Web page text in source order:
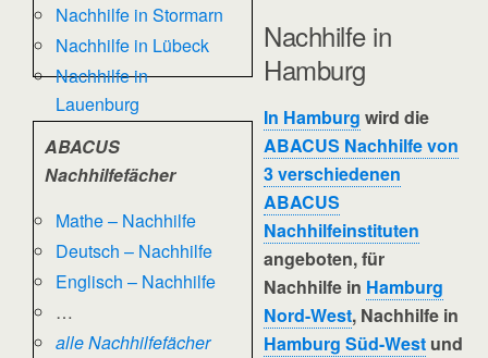
Nachhilfe in Stormarn
Nachhilfe in Lübeck
Nachhilfe in
Lauenburg
ABACUS
Nachhilfefächer
Mathe – Nachhilfe
Deutsch – Nachhilfe
Englisch – Nachhilfe
…
alle Nachhilfefächer
Nachhilfe in
Hamburg
In Hamburg wird die
ABACUS Nachhilfe von
3 verschiedenen
ABACUS
Nachhilfeinstituten
angeboten, für
Nachhilfe in Hamburg
Nord-West, Nachhilfe in
Hamburg Süd-West und